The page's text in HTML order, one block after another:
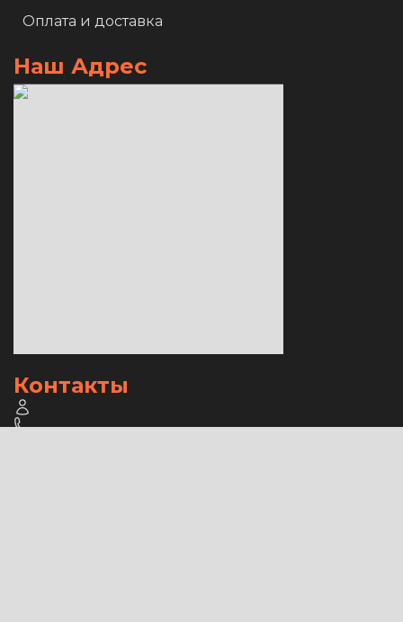
Оплата и доставка
Наш Адрес
Контакты